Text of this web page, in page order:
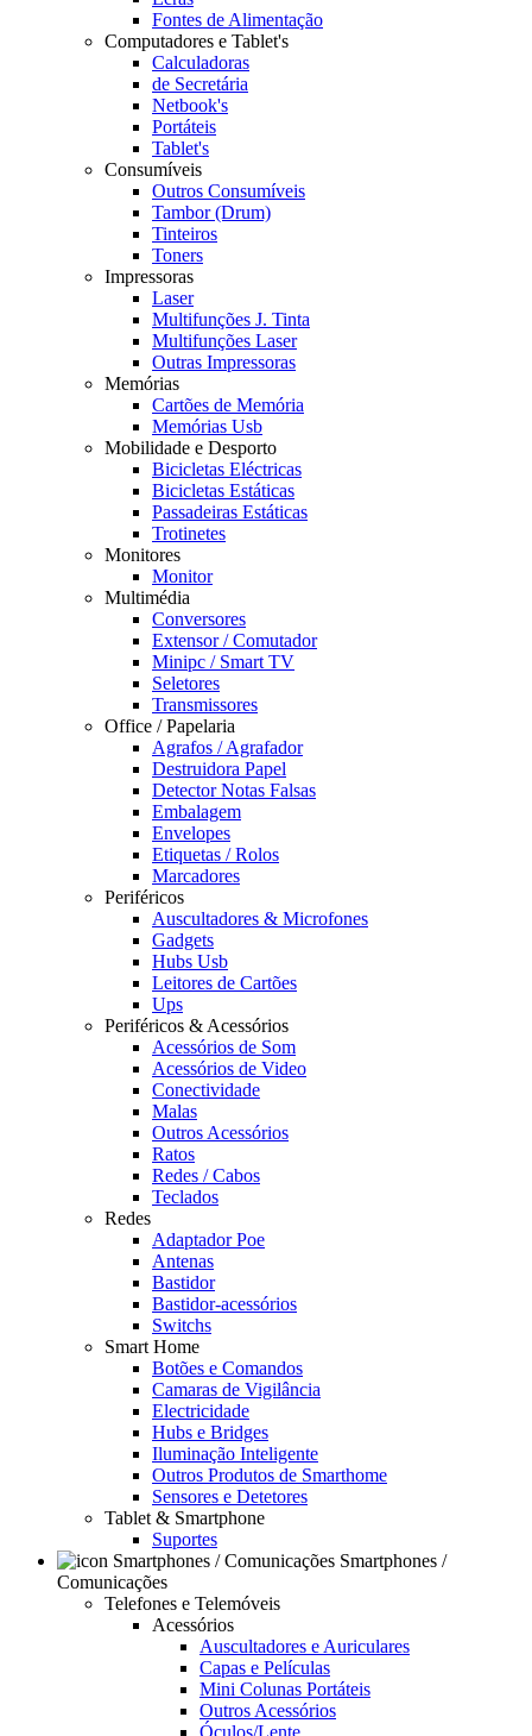
Fontes de Alimentação
Computadores e Tablet's
Calculadoras
de Secretária
Netbook's
Portáteis
Tablet's
Consumíveis
Outros Consumíveis
Tambor (Drum)
Tinteiros
Toners
Impressoras
Laser
Multifunções J. Tinta
Multifunções Laser
Outras Impressoras
Memórias
Cartões de Memória
Memórias Usb
Mobilidade e Desporto
Bicicletas Eléctricas
Bicicletas Estáticas
Passadeiras Estáticas
Trotinetes
Monitores
Monitor
Multimédia
Conversores
Extensor / Comutador
Minipc / Smart TV
Seletores
Transmissores
Office / Papelaria
Agrafos / Agrafador
Destruidora Papel
Detector Notas Falsas
Embalagem
Envelopes
Etiquetas / Rolos
Marcadores
Periféricos
Auscultadores & Microfones
Gadgets
Hubs Usb
Leitores de Cartões
Ups
Periféricos & Acessórios
Acessórios de Som
Acessórios de Video
Conectividade
Malas
Outros Acessórios
Ratos
Redes / Cabos
Teclados
Redes
Adaptador Poe
Antenas
Bastidor
Bastidor-acessórios
Switchs
Smart Home
Botões e Comandos
Camaras de Vigilância
Electricidade
Hubs e Bridges
Iluminação Inteligente
Outros Produtos de Smarthome
Sensores e Detetores
Tablet & Smartphone
Suportes
Smartphones /
Comunicações
Telefones e Telemóveis
Acessórios
Auscultadores e Auriculares
Capas e Películas
Mini Colunas Portáteis
Outros Acessórios
Óculos/Lente